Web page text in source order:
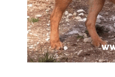
CHI SIAMO